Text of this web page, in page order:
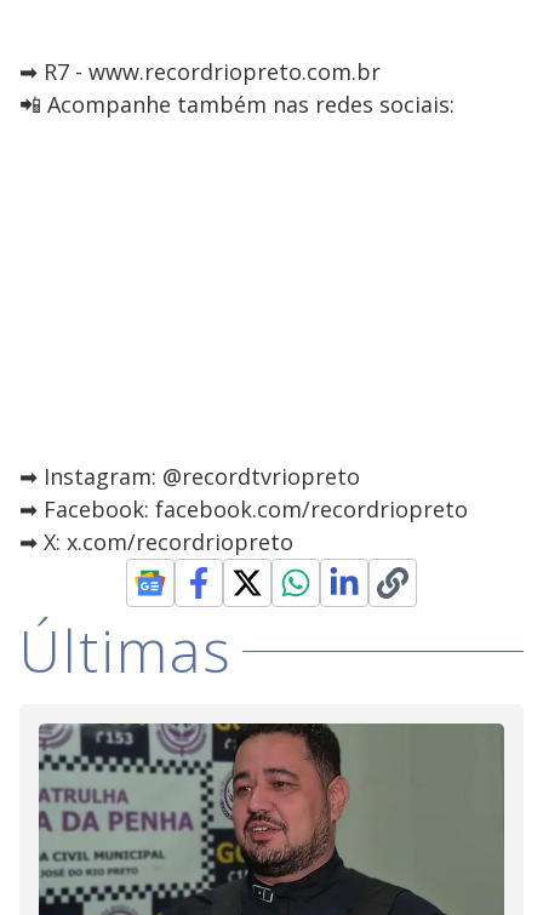
➡ R7 - www.recordriopreto.com.br
📲 Acompanhe também nas redes sociais:
➡ Instagram: @recordtvriopreto
➡ Facebook: facebook.com/recordriopreto
➡ X: x.com/recordriopreto
Últimas